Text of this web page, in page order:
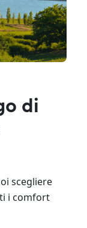
di
scegliere
i comfort